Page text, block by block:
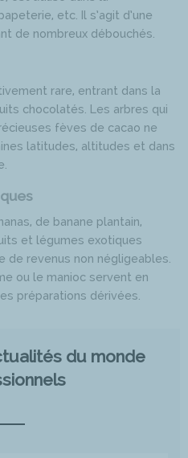
etc. Il s’agit d’une
de nombreux débouchés.
rare, entrant dans la
chocolatés. Les arbres qui
fèves de cacao ne
latitudes, altitudes et dans
de banane plantain,
et légumes exotiques
de revenus non négligeables.
ou le manioc servent en
préparations dérivées.
du monde